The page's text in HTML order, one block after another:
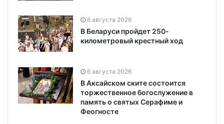
6 августа 2026
В Беларуси пройдет 250-
километровый крестный ход
6 августа 2026
В Аксайском ските состоится
торжественное богослужение в
память о святых Серафиме и
Феогносте